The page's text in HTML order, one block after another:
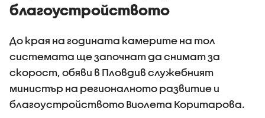
благоустройството
До края на годината камерите на тол
системата ще започнат да снимат за
скорост, обяви в Пловдив служебният
министър на регионалното развитие и
благоустройството Виолета Коритарова.